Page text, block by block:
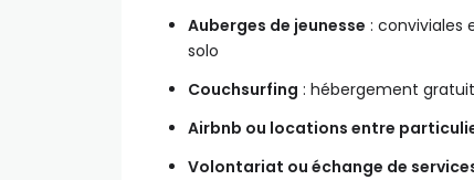
Auberges de jeunesse : conviviales
solo
Couchsurfing : hébergement
Airbnb ou locations entre
Volontariat ou échange de